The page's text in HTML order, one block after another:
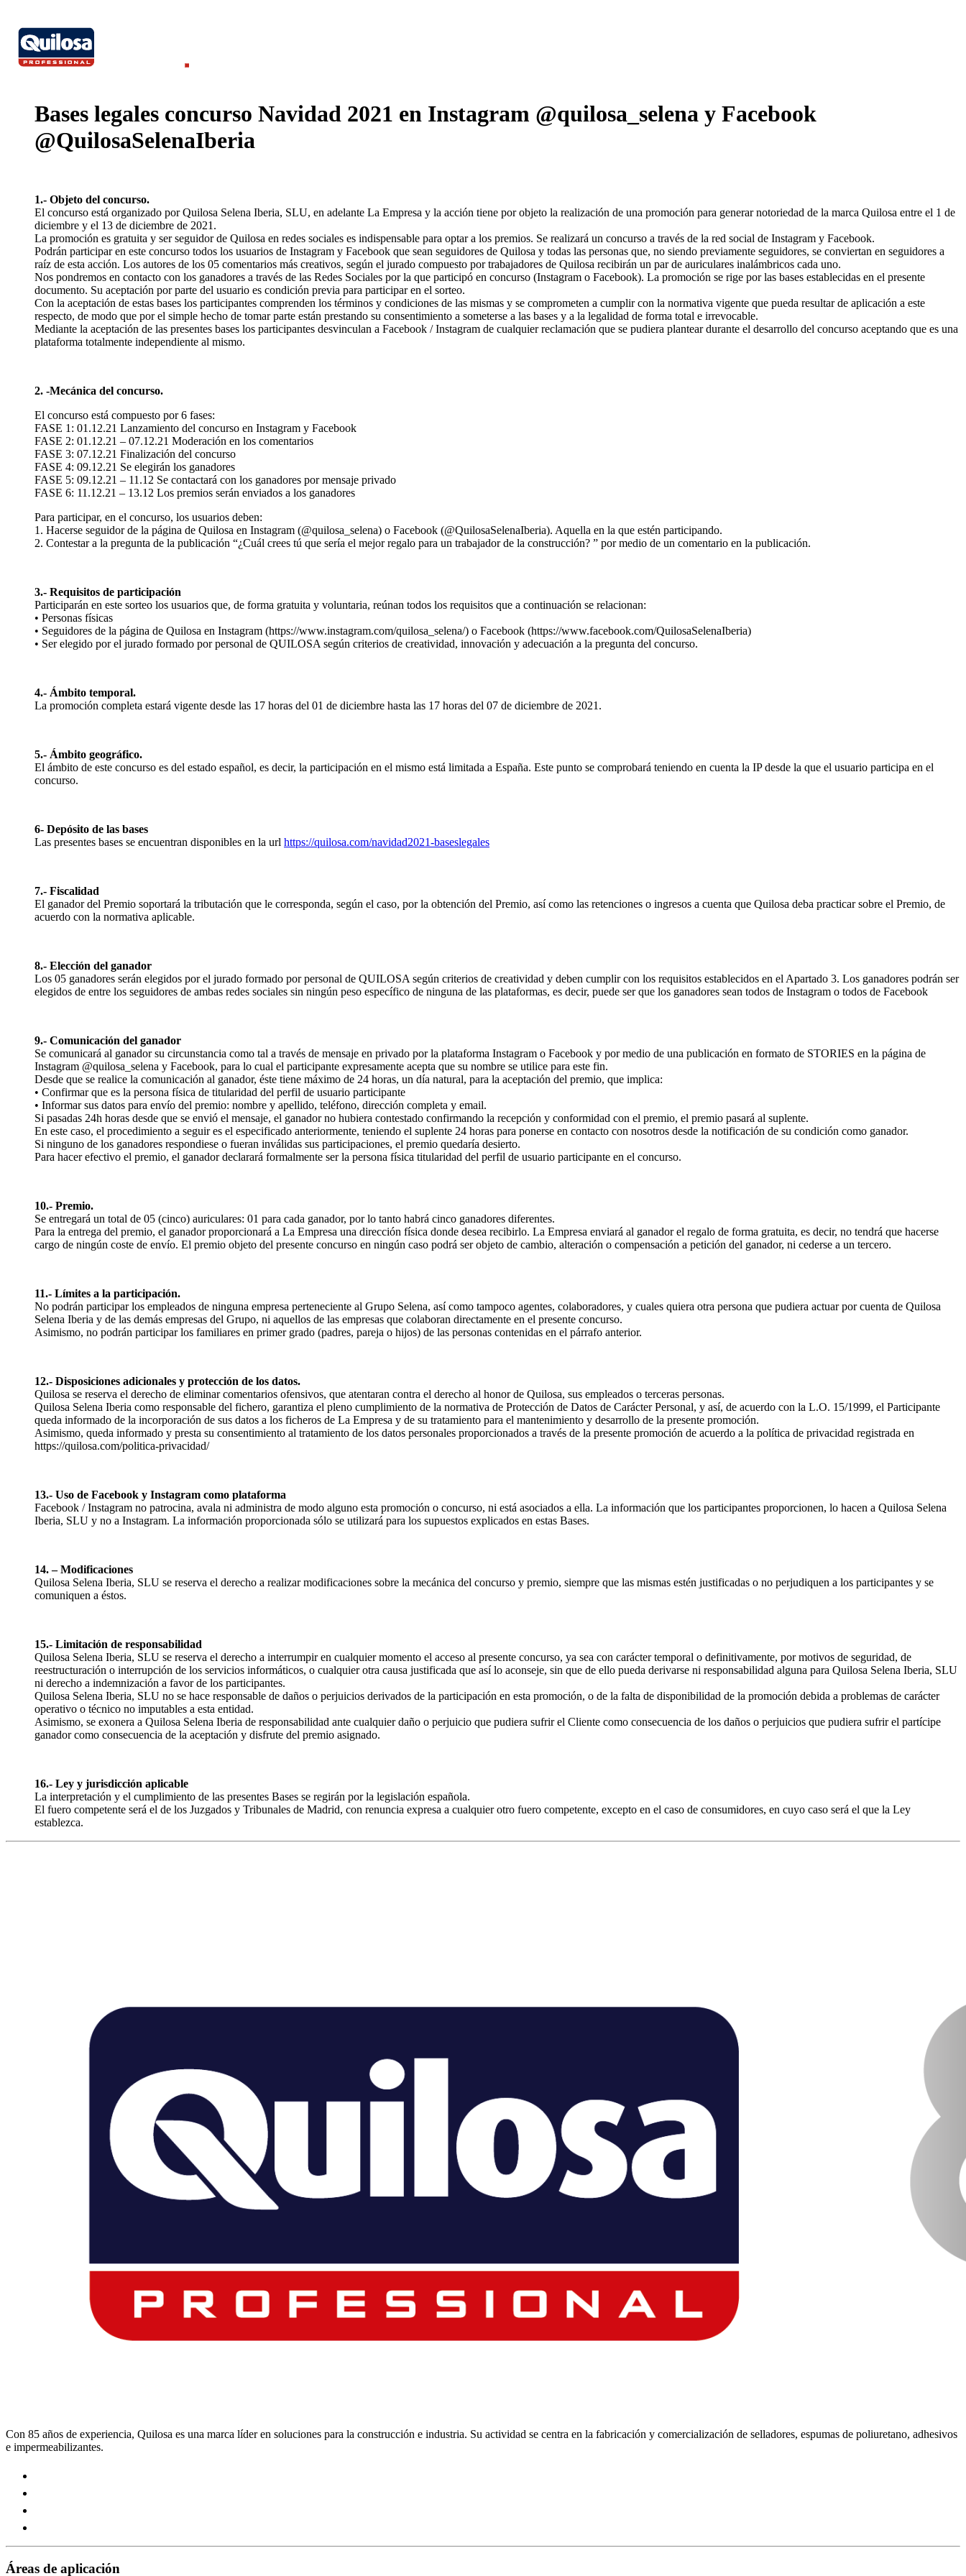
Bases legales concurso Navidad 2021 en Instagram @quilosa_selena y Facebook
@QuilosaSelenaIberia
1.- Objeto del concurso.
El concurso está organizado por Quilosa Selena Iberia, SLU, en adelante La Empresa y la acción tiene por objeto la realización de una promoción para generar notoriedad de la marca Quilosa entre el 1 de
diciembre y el 13 de diciembre de 2021.
La promoción es gratuita y ser seguidor de Quilosa en redes sociales es indispensable para optar a los premios. Se realizará un concurso a través de la red social de Instagram y Facebook.
Podrán participar en este concurso todos los usuarios de Instagram y Facebook que sean seguidores de Quilosa y todas las personas que, no siendo previamente seguidores, se conviertan en seguidores a
raíz de esta acción. Los autores de los 05 comentarios más creativos, según el jurado compuesto por trabajadores de Quilosa recibirán un par de auriculares inalámbricos cada uno.
Nos pondremos en contacto con los ganadores a través de las Redes Sociales por la que participó en concurso (Instagram o Facebook). La promoción se rige por las bases establecidas en el presente
documento. Su aceptación por parte del usuario es condición previa para participar en el sorteo.
Con la aceptación de estas bases los participantes comprenden los términos y condiciones de las mismas y se comprometen a cumplir con la normativa vigente que pueda resultar de aplicación a este
respecto, de modo que por el simple hecho de tomar parte están prestando su consentimiento a someterse a las bases y a la legalidad de forma total e irrevocable.
Mediante la aceptación de las presentes bases los participantes desvinculan a Facebook / Instagram de cualquier reclamación que se pudiera plantear durante el desarrollo del concurso aceptando que es una
plataforma totalmente independiente al mismo.
2. -Mecánica del concurso.
El concurso está compuesto por 6 fases:
FASE 1: 01.12.21 Lanzamiento del concurso en Instagram y Facebook
FASE 2: 01.12.21 – 07.12.21 Moderación en los comentarios
FASE 3: 07.12.21 Finalización del concurso
FASE 4: 09.12.21 Se elegirán los ganadores
FASE 5: 09.12.21 – 11.12 Se contactará con los ganadores por mensaje privado
FASE 6: 11.12.21 – 13.12 Los premios serán enviados a los ganadores
Para participar, en el concurso, los usuarios deben:
1. Hacerse seguidor de la página de Quilosa en Instagram (@quilosa_selena) o Facebook (@QuilosaSelenaIberia). Aquella en la que estén participando.
2. Contestar a la pregunta de la publicación “¿Cuál crees tú que sería el mejor regalo para un trabajador de la construcción? ” por medio de un comentario en la publicación.
3.- Requisitos de participación
Participarán en este sorteo los usuarios que, de forma gratuita y voluntaria, reúnan todos los requisitos que a continuación se relacionan:
• Personas físicas
• Seguidores de la página de Quilosa en Instagram (https://www.instagram.com/quilosa_selena/) o Facebook (https://www.facebook.com/QuilosaSelenaIberia)
• Ser elegido por el jurado formado por personal de QUILOSA según criterios de creatividad, innovación y adecuación a la pregunta del concurso.
4.- Ámbito temporal.
La promoción completa estará vigente desde las 17 horas del 01 de diciembre hasta las 17 horas del 07 de diciembre de 2021.
5.- Ámbito geográfico.
El ámbito de este concurso es del estado español, es decir, la participación en el mismo está limitada a España. Este punto se comprobará teniendo en cuenta la IP desde la que el usuario participa en el
concurso.
6- Depósito de las bases
Las presentes bases se encuentran disponibles en la url https://quilosa.com/navidad2021-baseslegales
7.- Fiscalidad
El ganador del Premio soportará la tributación que le corresponda, según el caso, por la obtención del Premio, así como las retenciones o ingresos a cuenta que Quilosa deba practicar sobre el Premio, de
acuerdo con la normativa aplicable.
8.- Elección del ganador
Los 05 ganadores serán elegidos por el jurado formado por personal de QUILOSA según criterios de creatividad y deben cumplir con los requisitos establecidos en el Apartado 3. Los ganadores podrán ser
elegidos de entre los seguidores de ambas redes sociales sin ningún peso específico de ninguna de las plataformas, es decir, puede ser que los ganadores sean todos de Instagram o todos de Facebook
9.- Comunicación del ganador
Se comunicará al ganador su circunstancia como tal a través de mensaje en privado por la plataforma Instagram o Facebook y por medio de una publicación en formato de STORIES en la página de
Instagram @quilosa_selena y Facebook, para lo cual el participante expresamente acepta que su nombre se utilice para este fin.
Desde que se realice la comunicación al ganador, éste tiene máximo de 24 horas, un día natural, para la aceptación del premio, que implica:
• Confirmar que es la persona física de titularidad del perfil de usuario participante
• Informar sus datos para envío del premio: nombre y apellido, teléfono, dirección completa y email.
Si pasadas 24h horas desde que se envió el mensaje, el ganador no hubiera contestado confirmando la recepción y conformidad con el premio, el premio pasará al suplente.
En este caso, el procedimiento a seguir es el especificado anteriormente, teniendo el suplente 24 horas para ponerse en contacto con nosotros desde la notificación de su condición como ganador.
Si ninguno de los ganadores respondiese o fueran inválidas sus participaciones, el premio quedaría desierto.
Para hacer efectivo el premio, el ganador declarará formalmente ser la persona física titularidad del perfil de usuario participante en el concurso.
10.- Premio.
Se entregará un total de 05 (cinco) auriculares: 01 para cada ganador, por lo tanto habrá cinco ganadores diferentes.
Para la entrega del premio, el ganador proporcionará a La Empresa una dirección física donde desea recibirlo. La Empresa enviará al ganador el regalo de forma gratuita, es decir, no tendrá que hacerse
cargo de ningún coste de envío. El premio objeto del presente concurso en ningún caso podrá ser objeto de cambio, alteración o compensación a petición del ganador, ni cederse a un tercero.
11.- Límites a la participación.
No podrán participar los empleados de ninguna empresa perteneciente al Grupo Selena, así como tampoco agentes, colaboradores, y cuales quiera otra persona que pudiera actuar por cuenta de Quilosa
Selena Iberia y de las demás empresas del Grupo, ni aquellos de las empresas que colaboran directamente en el presente concurso.
Asimismo, no podrán participar los familiares en primer grado (padres, pareja o hijos) de las personas contenidas en el párrafo anterior.
12.- Disposiciones adicionales y protección de los datos.
Quilosa se reserva el derecho de eliminar comentarios ofensivos, que atentaran contra el derecho al honor de Quilosa, sus empleados o terceras personas.
Quilosa Selena Iberia como responsable del fichero, garantiza el pleno cumplimiento de la normativa de Protección de Datos de Carácter Personal, y así, de acuerdo con la L.O. 15/1999, el Participante
queda informado de la incorporación de sus datos a los ficheros de La Empresa y de su tratamiento para el mantenimiento y desarrollo de la presente promoción.
Asimismo, queda informado y presta su consentimiento al tratamiento de los datos personales proporcionados a través de la presente promoción de acuerdo a la política de privacidad registrada en
https://quilosa.com/politica-privacidad/
13.- Uso de Facebook y Instagram como plataforma
Facebook / Instagram no patrocina, avala ni administra de modo alguno esta promoción o concurso, ni está asociados a ella. La información que los participantes proporcionen, lo hacen a Quilosa Selena
Iberia, SLU y no a Instagram. La información proporcionada sólo se utilizará para los supuestos explicados en estas Bases.
14. – Modificaciones
Quilosa Selena Iberia, SLU se reserva el derecho a realizar modificaciones sobre la mecánica del concurso y premio, siempre que las mismas estén justificadas o no perjudiquen a los participantes y se
comuniquen a éstos.
15.- Limitación de responsabilidad
Quilosa Selena Iberia, SLU se reserva el derecho a interrumpir en cualquier momento el acceso al presente concurso, ya sea con carácter temporal o definitivamente, por motivos de seguridad, de
reestructuración o interrupción de los servicios informáticos, o cualquier otra causa justificada que así lo aconseje, sin que de ello pueda derivarse ni responsabilidad alguna para Quilosa Selena Iberia, SLU
ni derecho a indemnización a favor de los participantes.
Quilosa Selena Iberia, SLU no se hace responsable de daños o perjuicios derivados de la participación en esta promoción, o de la falta de disponibilidad de la promoción debida a problemas de carácter
operativo o técnico no imputables a esta entidad.
Asimismo, se exonera a Quilosa Selena Iberia de responsabilidad ante cualquier daño o perjuicio que pudiera sufrir el Cliente como consecuencia de los daños o perjuicios que pudiera sufrir el partícipe
ganador como consecuencia de la aceptación y disfrute del premio asignado.
16.- Ley y jurisdicción aplicable
La interpretación y el cumplimiento de las presentes Bases se regirán por la legislación española.
El fuero competente será el de los Juzgados y Tribunales de Madrid, con renuncia expresa a cualquier otro fuero competente, excepto en el caso de consumidores, en cuyo caso será el que la Ley
establezca.
Con 85 años de experiencia, Quilosa es una marca líder en soluciones para la construcción e industria. Su actividad se centra en la fabricación y comercialización de selladores, espumas de poliuretano, adhesivos
e impermeabilizantes.
page
https://www.facebook.com/QuilosaSelenaIberia/
page
Áreas de aplicación